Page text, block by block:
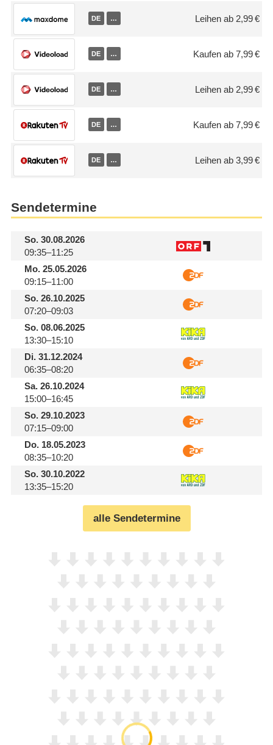
DE … Leihen ab 2,99 €
DE … Kaufen ab 7,99 €
DE … Leihen ab 2,99 €
DE … Kaufen ab 7,99 €
DE … Leihen ab 3,99 €
Sendetermine
So.30.08.2026
09:35–11:25
Mo.25.05.2026
09:15–11:00
So.26.10.2025
07:20–09:03
So.08.06.2025
13:30–15:10
Di.31.12.2024
06:35–08:20
Sa.26.10.2024
15:00–16:45
So.29.10.2023
07:15–09:00
Do.18.05.2023
08:35–10:20
So.30.10.2022
13:35–15:20
alle Sendetermine